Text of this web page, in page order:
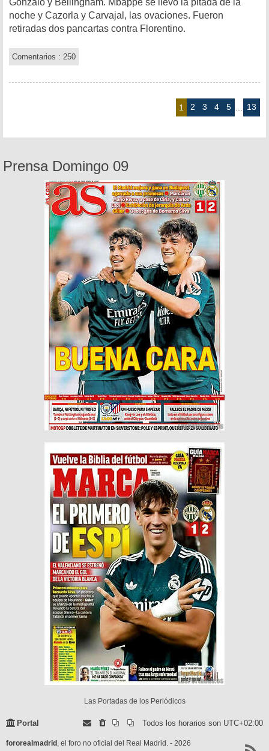
noche y Cazorla y Carvajal, las ovaciones. Fueron
retiradas dos pancartas contra Florentino.
Comentarios : 250
1 2 3 4 5 13
Prensa Domingo 09
Las Portadas de los Periódicos
Portal Todos los horarios son UTC+02:00
fororealmadrid , el foro no oficial del Real Madrid. - 2026